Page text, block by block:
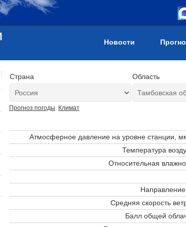
Новости
Страна Область
Прогноз погоды Климат
Атмосферное давление на уровне станции,
Температура
Относительная
Направление
Средняя скорость
Балл общей